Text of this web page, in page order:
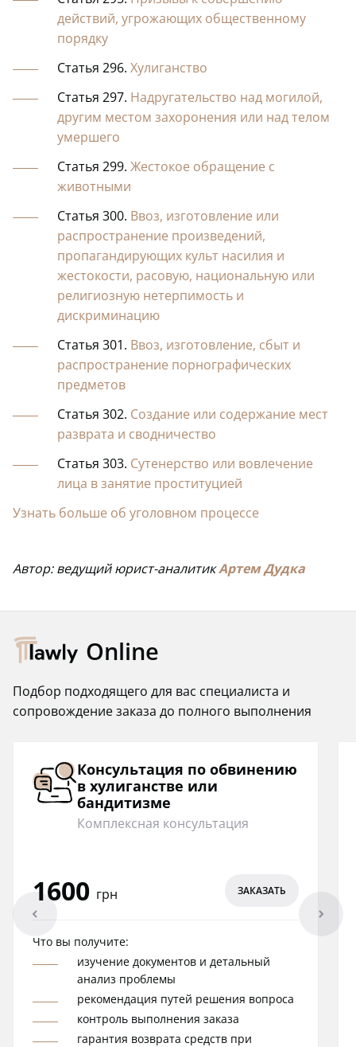
действий, угрожающих общественному
порядку
Статья 296. Хулиганство
Статья 297. Надругательство над могилой,
другим местом захоронения или над телом
умершего
Статья 299. Жестокое обращение с
животными
Статья 300. Ввоз, изготовление или
распространение произведений,
пропагандирующих культ насилия и
жестокости, расовую, национальную или
религиозную нетерпимость и
дискриминацию
Статья 301. Ввоз, изготовление, сбыт и
распространение порнографических
предметов
Статья 302. Создание или содержание мест
разврата и сводничество
Статья 303. Сутенерство или вовлечение
лица в занятие проституцией
Узнать больше об уголовном процессе
Автор: ведущий юрист-аналитикАртем Дудка
Online
Подбор подходящего для вас специалиста и
сопровождение заказа до полного выполнения
Консультация по обвинению
в хулиганстве или
бандитизме
Комплексная консультация
1600 грн ЗАКАЗАТЬ
Что вы получите:
изучение документов и детальный
анализ проблемы
рекомендация путей решения вопроса
контроль выполнения заказа
гарантия возврата средств при
arrowleft arrowright